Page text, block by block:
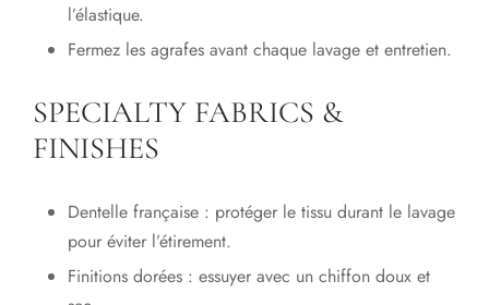
l’élastique.
Fermez les agrafes avant chaque lavage et entretien.
SPECIALTY FABRICS &
FINISHES
Dentelle française : protéger le tissu durant le lavage
pour éviter l’étirement.
Finitions dorées : essuyer avec un chiffon doux et